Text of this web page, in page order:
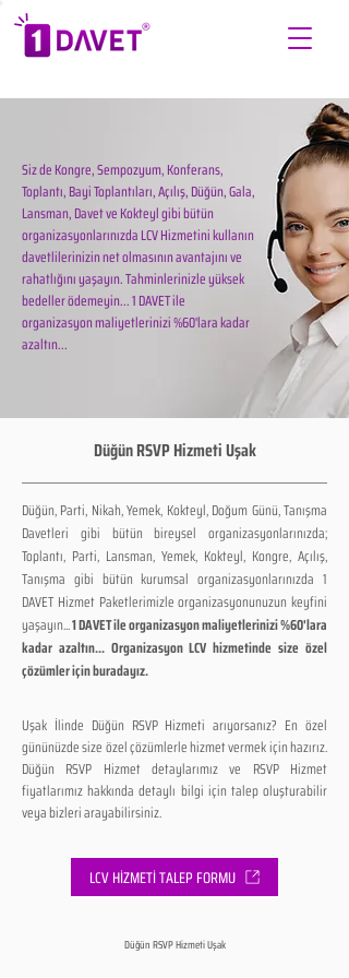
Siz de Kongre, Sempozyum, Konferans,
Toplantı, Bayi Toplantıları, Açılış, Düğün, Gala,
Lansman, Davet ve Kokteyl gibi bütün
organizasyonlarınızda LCV Hizmetini kullanın
davetlilerinizin net olmasının avantajını ve
rahatlığını yaşayın. Tahminlerinizle yüksek
bedeller ödemeyin... 1 DAVET ile
organizasyon maliyetlerinizi %60'lara kadar
azaltın...
Düğün RSVP Hizmeti Uşak
Düğün, Parti, Nikah, Yemek, Kokteyl, Doğum Günü, Tanışma
Davetleri gibi bütün bireysel organizasyonlarınızda;
Toplantı, Parti, Lansman, Yemek, Kokteyl, Kongre, Açılış,
Tanışma gibi bütün kurumsal organizasyonlarınızda 1
DAVET Hizmet Paketlerimizle organizasyonunuzun keyfini
yaşayın...1 DAVET ile organizasyon maliyetlerinizi %60'lara
kadar azaltın... Organizasyon LCV hizmetinde size özel
çözümler için buradayız.
Uşak İlinde Düğün RSVP Hizmeti arıyorsanız? En özel
gününüzde size özel çözümlerle hizmet vermek için hazırız.
Düğün RSVP Hizmet detaylarımız ve RSVP Hizmet
fiyatlarımız hakkında detaylı bilgi için talep oluşturabilir
veya bizleri arayabilirsiniz.
LCV HİZMETİ TALEP FORMU
Düğün RSVP Hizmeti Uşak